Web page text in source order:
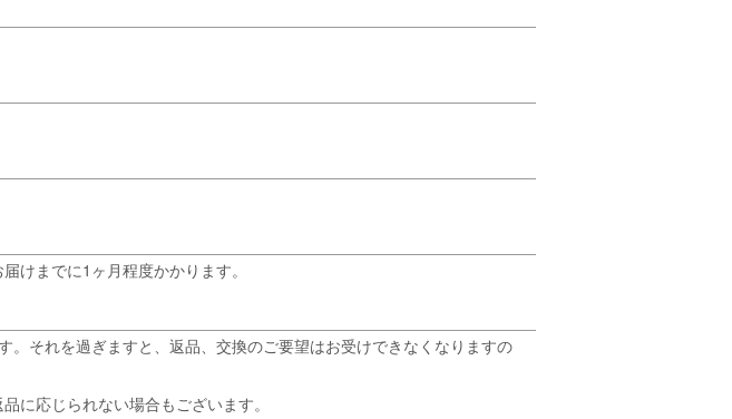
けまでに1ヶ月程度かかります。
。それを過ぎますと、返品、交換のご要望はお受けできなくなりますの
に応じられない場合もございます。